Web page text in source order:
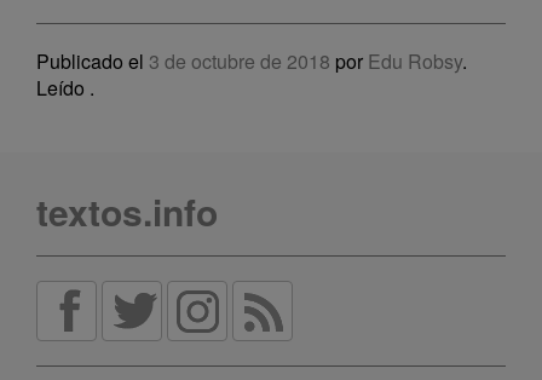
Publicado el 3 de octubre de 2018 por Edu Robsy.
Leído .
textos.info